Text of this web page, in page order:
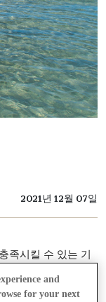
2021년 12월 07일
족시킬 수 있는 기
and
for your next